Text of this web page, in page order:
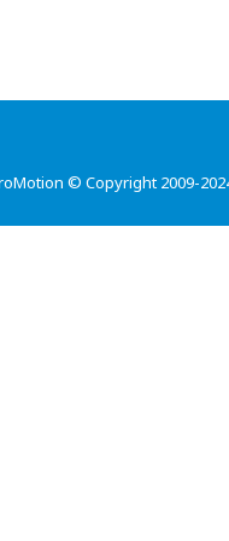
© Copyright 2009-